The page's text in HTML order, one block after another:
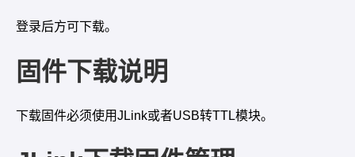
登录后方可下载。
固件下载说明
下载固件必须使用JLink或者USB转TTL模块。